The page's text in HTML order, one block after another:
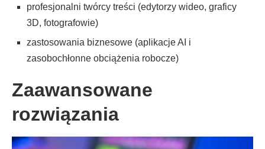
profesjonalni twórcy treści (edytorzy wideo, graficy
3D, fotografowie)
zastosowania biznesowe (aplikacje AI i
zasobochłonne obciążenia robocze)
Zaawansowane
rozwiązania